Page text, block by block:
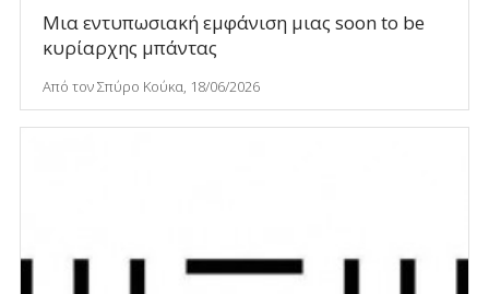
Μια εντυπωσιακή εμφάνιση μιας soon to be
κυρίαρχης μπάντας
Από τον Σπύρο Κούκα, 18/06/2026